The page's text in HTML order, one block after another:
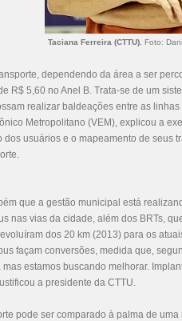
Taciana Ferreira (CTTU). Foto:
dependendo da área a ser
R$ 5,60 no Anel B. Trata-se de um
realizar baldeações entre as
Metropolitano (VEM), explicou a
usuários e o mapeamento de seus
que a gestão municipal está
nas vias da cidade, além dos BRTs,
dos 20 km (2013) para os
façam conversões, medida que,
estamos buscando melhorar.
a presidente da CTTU.
pode ser comparado à palma de